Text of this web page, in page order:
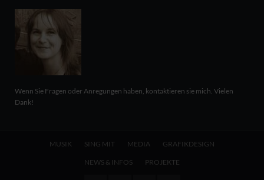
Wenn Sie Fragen oder Anregungen haben, kontaktieren sie mich. Vielen
Dank!
MUSIK SING MIT MEDIA GRAFIKDESIGN
NEWS & INFOS PROJEKTE